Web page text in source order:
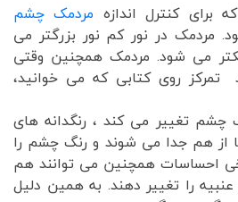
کنترل اندازه مردمک چشم
مردمک در نور کم نور بزرگتر می
می شود. مردمک همچنین وقتی
تمرکز روی کتابی که می خوانید،
چشم تغییر می کند ، رنگدانه های
از هم جدا می شوند و رنگ چشم را
احساسات همچنین می توانند هم
را تغییر دهند. به همین دلیل